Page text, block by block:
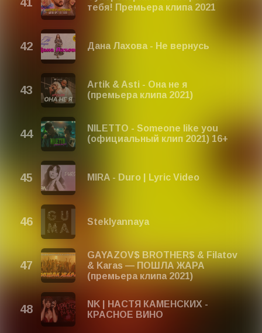
тебя! Премьера клипа 2021
Дана Лахова - Не вернусь
Artik & Asti - Она не я
(премьера клипа 2021)
NILETTO - Someone like you
(официальный клип 2021) 16+
MIRA - Duro | Lyric Video
Steklyannaya
GAYAZOV$ BROTHER$ & Filatov
& Karas — ПОШЛА ЖАРА
(премьера клипа 2021)
NK | НАСТЯ КАМЕНСКИХ -
КРАСНОЕ ВИНО